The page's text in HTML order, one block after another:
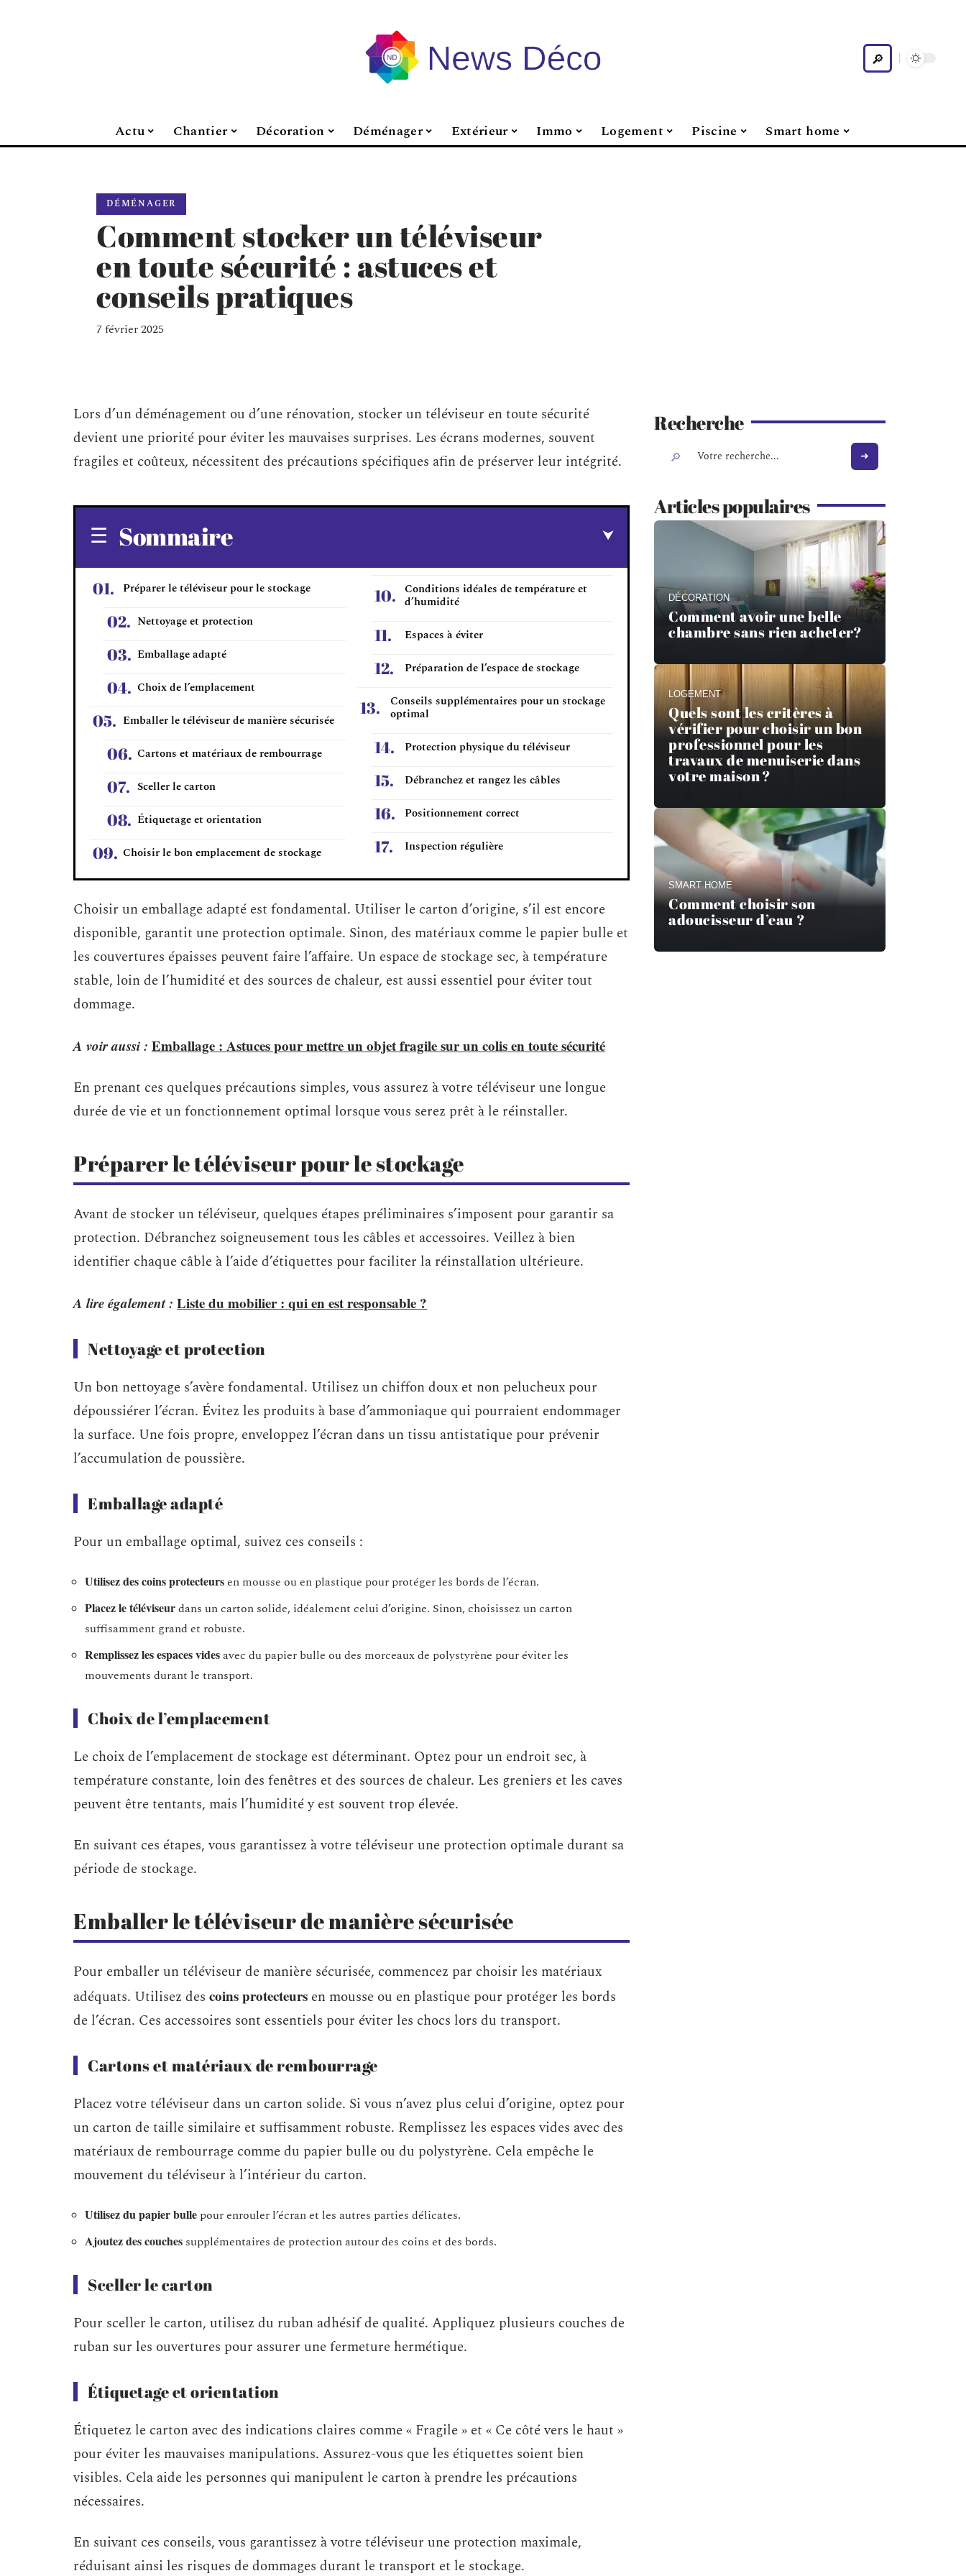
Actu Chantier Décoration Déménager Extérieur Immo Logement Piscine Smart home
DÉMÉNAGER
Comment stocker un téléviseur
en toute sécurité : astuces et
conseils pratiques
7 février 2025
Lors d’un déménagement ou d’une rénovation, stocker un téléviseur en toute sécurité
devient une priorité pour éviter les mauvaises surprises. Les écrans modernes, souvent
fragiles et coûteux, nécessitent des précautions spécifiques afin de préserver leur intégrité.
Sommaire
Préparer le téléviseur pour le stockage
Nettoyage et protection
Emballage adapté
Choix de l’emplacement
Emballer le téléviseur de manière sécurisée
Cartons et matériaux de rembourrage
Sceller le carton
Étiquetage et orientation
Choisir le bon emplacement de stockage
Conditions idéales de température et
d’humidité
Espaces à éviter
Préparation de l’espace de stockage
Conseils supplémentaires pour un stockage
optimal
Protection physique du téléviseur
Débranchez et rangez les câbles
Positionnement correct
Inspection régulière
Choisir un emballage adapté est fondamental. Utiliser le carton d’origine, s’il est encore
disponible, garantit une protection optimale. Sinon, des matériaux comme le papier bulle et
les couvertures épaisses peuvent faire l’affaire. Un espace de stockage sec, à température
stable, loin de l’humidité et des sources de chaleur, est aussi essentiel pour éviter tout
dommage.
A voir aussi : Emballage : Astuces pour mettre un objet fragile sur un colis en toute sécurité
En prenant ces quelques précautions simples, vous assurez à votre téléviseur une longue
durée de vie et un fonctionnement optimal lorsque vous serez prêt à le réinstaller.
Préparer le téléviseur pour le stockage
Avant de stocker un téléviseur, quelques étapes préliminaires s’imposent pour garantir sa
protection. Débranchez soigneusement tous les câbles et accessoires. Veillez à bien
identifier chaque câble à l’aide d’étiquettes pour faciliter la réinstallation ultérieure.
A lire également : Liste du mobilier : qui en est responsable ?
Nettoyage et protection
Un bon nettoyage s’avère fondamental. Utilisez un chiffon doux et non pelucheux pour
dépoussiérer l’écran. Évitez les produits à base d’ammoniaque qui pourraient endommager
la surface. Une fois propre, enveloppez l’écran dans un tissu antistatique pour prévenir
l’accumulation de poussière.
Emballage adapté
Pour un emballage optimal, suivez ces conseils :
Utilisez des coins protecteursen mousse ou en plastique pour protéger les bords de l’écran.
Placez le téléviseurdans un carton solide, idéalement celui d’origine. Sinon, choisissez un carton
suffisamment grand et robuste.
Remplissez les espaces videsavec du papier bulle ou des morceaux de polystyrène pour éviter les
mouvements durant le transport.
Choix de l’emplacement
Le choix de l’emplacement de stockage est déterminant. Optez pour un endroit sec, à
température constante, loin des fenêtres et des sources de chaleur. Les greniers et les caves
peuvent être tentants, mais l’humidité y est souvent trop élevée.
En suivant ces étapes, vous garantissez à votre téléviseur une protection optimale durant sa
période de stockage.
Emballer le téléviseur de manière sécurisée
Pour emballer un téléviseur de manière sécurisée, commencez par choisir les matériaux
adéquats. Utilisez des coins protecteurs en mousse ou en plastique pour protéger les bords
de l’écran. Ces accessoires sont essentiels pour éviter les chocs lors du transport.
Cartons et matériaux de rembourrage
Placez votre téléviseur dans un carton solide. Si vous n’avez plus celui d’origine, optez pour
un carton de taille similaire et suffisamment robuste. Remplissez les espaces vides avec des
matériaux de rembourrage comme du papier bulle ou du polystyrène. Cela empêche le
mouvement du téléviseur à l’intérieur du carton.
Utilisez du papier bulle pour enrouler l’écran et les autres parties délicates.
Ajoutez des couches supplémentaires de protection autour des coins et des bords.
Sceller le carton
Pour sceller le carton, utilisez du ruban adhésif de qualité. Appliquez plusieurs couches de
ruban sur les ouvertures pour assurer une fermeture hermétique.
Étiquetage et orientation
Étiquetez le carton avec des indications claires comme « Fragile » et « Ce côté vers le haut »
pour éviter les mauvaises manipulations. Assurez-vous que les étiquettes soient bien
visibles. Cela aide les personnes qui manipulent le carton à prendre les précautions
nécessaires.
En suivant ces conseils, vous garantissez à votre téléviseur une protection maximale,
réduisant ainsi les risques de dommages durant le transport et le stockage.
Recherche
Articles populaires
DÉCORATION
Comment avoir une belle
chambre sans rien acheter?
LOGEMENT
Quels sont les critères à
vérifier pour choisir un bon
professionnel pour les
travaux de menuiserie dans
votre maison ?
SMART HOME
Comment choisir son
adoucisseur d’eau ?